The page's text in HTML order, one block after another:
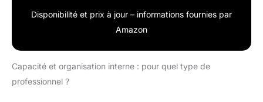
professionnels et les
amateurs de style
D'ORGANISATION XL:
Avec suffisamment de
Disponibilité et prix à jour – informations fournies par
Amazon
Capacité et organisation interne : pour quel type de
professionnel ?